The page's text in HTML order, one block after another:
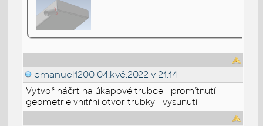
emanuel1200 04.kvě.2022 v 21:14
Vytvoř náčrt na úkapové trubce - promítnutí
geometrie vnitřní otvor trubky - vysunutí